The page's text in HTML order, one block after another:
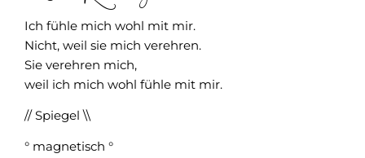
Ich fühle mich wohl mit mir.
Nicht, weil sie mich verehren.
Sie verehren mich,
weil ich mich wohl fühle mit mir.
// Spiegel \\
° magnetisch °